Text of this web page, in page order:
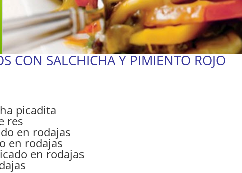
CON SALCHICHA Y PIMIENTO ROJO
picadita
res
en rodajas
en rodajas
en rodajas